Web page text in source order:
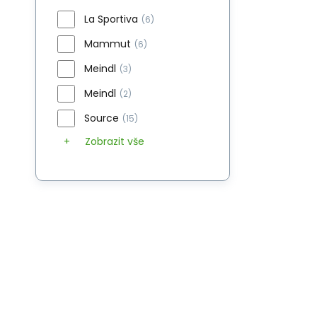
La Sportiva (6)
Mammut (6)
Meindl (3)
Meindl (2)
Source (15)
Zobrazit vše